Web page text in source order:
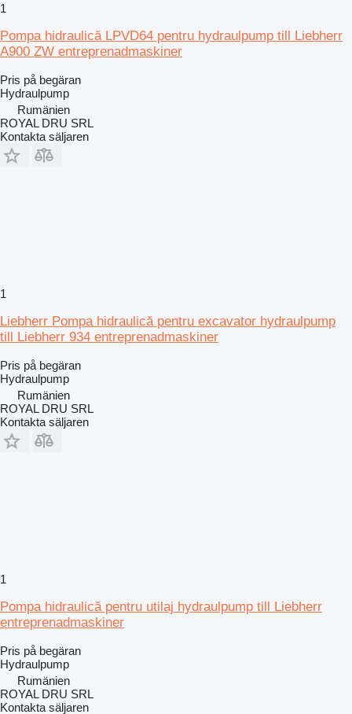
1
Pompa hidraulică LPVD64 pentru hydraulpump till Liebherr
A900 ZW entreprenadmaskiner
Pris på begäran
Hydraulpump
Rumänien
ROYAL DRU SRL
Kontakta säljaren
1
Liebherr Pompa hidraulică pentru excavator hydraulpump
till Liebherr 934 entreprenadmaskiner
Pris på begäran
Hydraulpump
Rumänien
ROYAL DRU SRL
Kontakta säljaren
1
Pompa hidraulică pentru utilaj hydraulpump till Liebherr
entreprenadmaskiner
Pris på begäran
Hydraulpump
Rumänien
ROYAL DRU SRL
Kontakta säljaren